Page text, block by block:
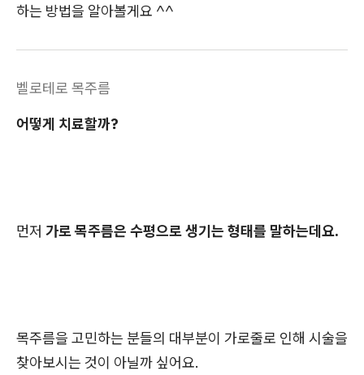
하는 방법을 알아볼게요 ^^
벨로테로 목주름
어떻게 치료할까?
먼저 가로 목주름은 수평으로 생기는 형태를 말하는데요.
목주름을 고민하는 분들의 대부분이 가로줄로 인해 시술을
찾아보시는 것이 아닐까 싶어요.